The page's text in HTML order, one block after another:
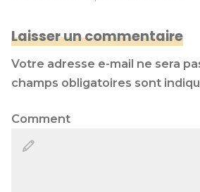
Laisser un commentaire
Votre adresse e-mail ne sera
champs obligatoires sont
Comment